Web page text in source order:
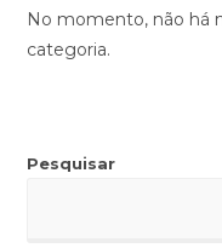
No momento, não há
categoria.
Pesquisar